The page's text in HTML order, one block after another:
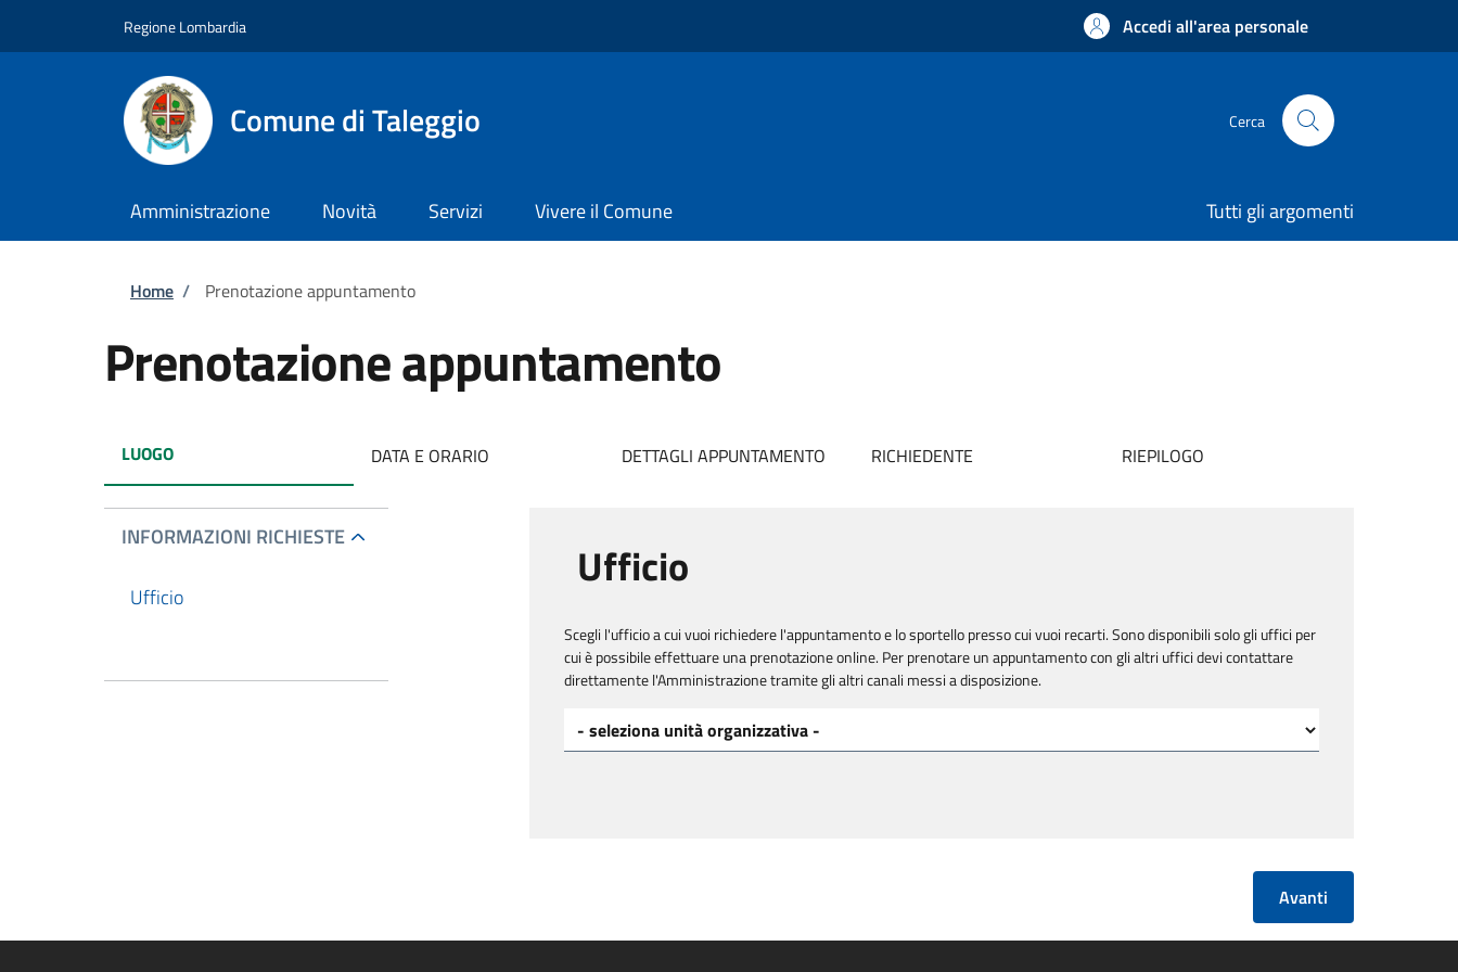
Regione Lombardia Accedi all'area personale
Comune di Taleggio Cerca
Amministrazione Novità Servizi Vivere il Comune Tutti gli argomenti
Briciole di pane
Home / Prenotazione appuntamento
Prenotazione appuntamento
LUOGO DATA E ORARIO DETTAGLI APPUNTAMENTO RICHIEDENTE RIEPILOGO
INFORMAZIONI RICHIESTE
Ufficio
Ufficio
Scegli l'ufficio a cui vuoi richiedere l'appuntamento e lo sportello presso cui vuoi recarti. Sono disponibili solo gli uffici per
cui è possibile effettuare una prenotazione online. Per prenotare un appuntamento con gli altri uffici devi contattare
direttamente l'Amministrazione tramite gli altri canali messi a disposizione.
Scegli l'ufficio a cui vuoi richiedere l'appuntamento*